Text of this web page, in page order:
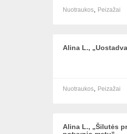
Nuotraukos, Peizažai
Alina L.,
Nuotraukos, Peizažai
Alina L., „Šilutės